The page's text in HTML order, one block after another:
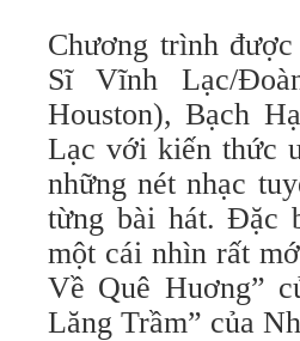
Chương trình
Sĩ Vĩnh Lạc/
Houston), Bạch
Lạc với kiến thức
những nét nhạc
từng bài hát. Đặc
một cái nhìn rất
Về Quê Huơng”
Lăng Trầm” của